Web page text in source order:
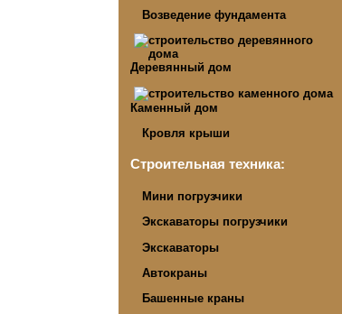
Возведение фундамента
Деревянный дом
Каменный дом
Кровля крыши
Строительная техника:
Мини погрузчики
Экскаваторы погрузчики
Экскаваторы
Автокраны
Башенные краны